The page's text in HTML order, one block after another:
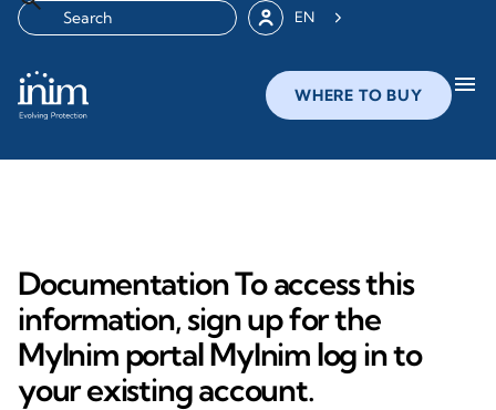
EN
WHERE TO BUY menu
Documentation To access this
information, sign up for the
MyInim portal MyInim log in to
your existing account.